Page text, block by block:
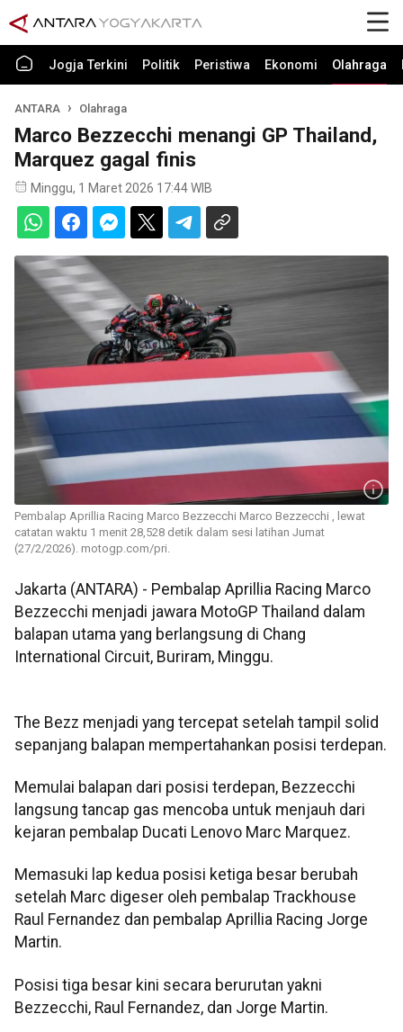
Jogja Terkini Politik Peristiwa Ekonomi Olahraga
ANTARA Olahraga
Marco Bezzecchi menangi GP Thailand,
Marquez gagal finis
Minggu, 1 Maret 2026 17:44 WIB
Pembalap Aprillia Racing Marco Bezzecchi Marco Bezzecchi , lewat
catatan waktu 1 menit 28,528 detik dalam sesi latihan Jumat
(27/2/2026). motogp.com/pri.
Jakarta (ANTARA) - Pembalap Aprillia Racing Marco
Bezzecchi menjadi jawara MotoGP Thailand dalam
balapan utama yang berlangsung di Chang
International Circuit, Buriram, Minggu.
The Bezz menjadi yang tercepat setelah tampil solid
sepanjang balapan mempertahankan posisi terdepan.
Memulai balapan dari posisi terdepan, Bezzecchi
langsung tancap gas mencoba untuk menjauh dari
kejaran pembalap Ducati Lenovo Marc Marquez.
Memasuki lap kedua posisi ketiga besar berubah
setelah Marc digeser oleh pembalap Trackhouse
Raul Fernandez dan pembalap Aprillia Racing Jorge
Martin.
Posisi tiga besar kini secara berurutan yakni
Bezzecchi, Raul Fernandez, dan Jorge Martin.